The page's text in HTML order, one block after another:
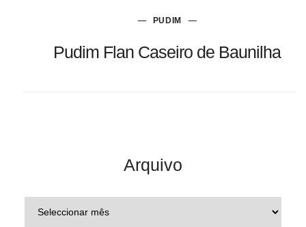
PUDIM
Pudim Flan Caseiro de Baunilha
Arquivo